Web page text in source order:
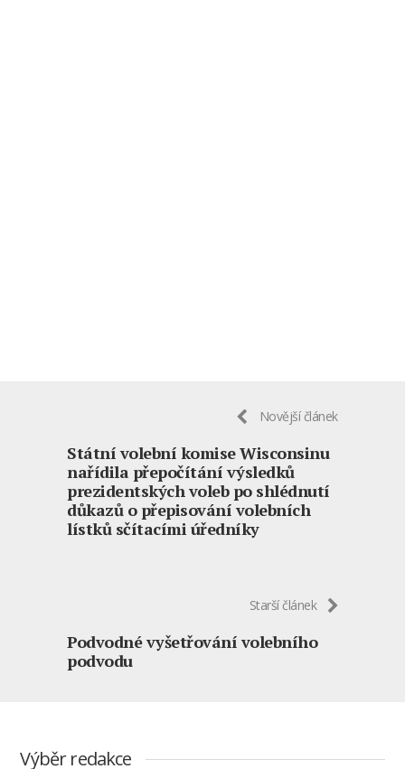
Novější článek
Státní volební komise Wisconsinu
nařídila přepočítání výsledků
prezidentských voleb po shlédnutí
důkazů o přepisování volebních
lístků sčítacími úředníky
Starší článek
Podvodné vyšetřování volebního
podvodu
Výběr redakce